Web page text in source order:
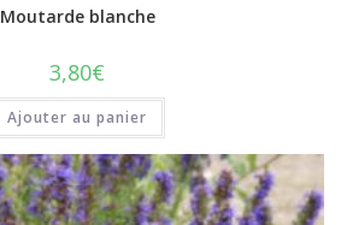
Moutarde blanche
3,80€
Ajouter au panier